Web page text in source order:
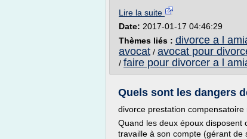
Lire la suite
Date: 2017-01-17 04:46:29
Thèmes liés : divorce a l
avocat / avocat pour
/ faire pour divorcer a l
Quels sont les dangers
divorce prestation
Quand les deux époux disposent
travaille à son compte (gérant